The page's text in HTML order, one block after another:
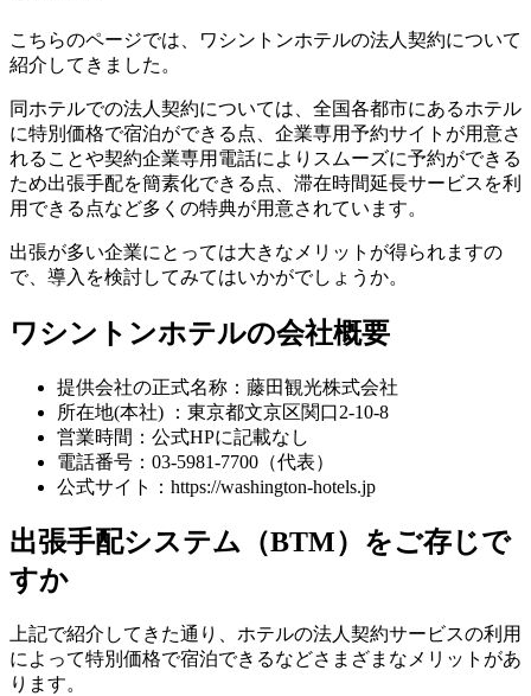
こちらのページでは、ワシントンホテルの法人契約について
紹介してきました。
同ホテルでの法人契約については、全国各都市にあるホテル
に特別価格で宿泊ができる点、企業専用予約サイトが用意さ
れることや契約企業専用電話によりスムーズに予約ができる
ため出張手配を簡素化できる点、滞在時間延長サービスを利
用できる点など多くの特典が用意されています。
出張が多い企業にとっては大きなメリットが得られますの
で、導入を検討してみてはいかがでしょうか。
ワシントンホテルの会社概要
提供会社の正式名称：藤田観光株式会社
所在地(本社) ：東京都文京区関口2-10-8
営業時間：公式HPに記載なし
電話番号：03-5981-7700（代表）
公式サイト：https://washington-hotels.jp
出張手配システム（BTM）をご存じで
すか
上記で紹介してきた通り、ホテルの法人契約サービスの利用
によって特別価格で宿泊できるなどさまざまなメリットがあ
ります。